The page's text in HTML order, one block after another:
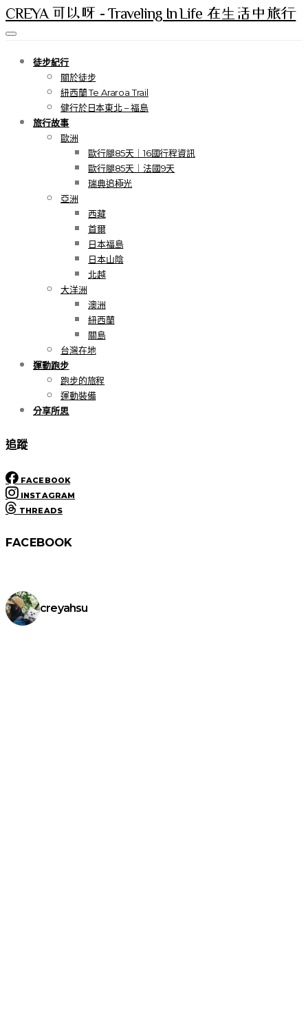
CREYA 可以呀 - Traveling In Life 在生活中旅行
徒步紀行
關於徒步
紐西蘭 Te Araroa Trail
健行於日本東北 – 福島
旅行故事
歐洲
歐行腿85天｜16國行程資訊
歐行腿85天｜法國9天
瑞典追極光
亞洲
西藏
首爾
日本福島
日本山陰
北越
大洋洲
澳洲
紐西蘭
關島
台灣在地
運動跑步
跑步的旅程
運動裝備
分享所思
追蹤
FACEBOOK
INSTAGRAM
THREADS
FACEBOOK
creyahsu